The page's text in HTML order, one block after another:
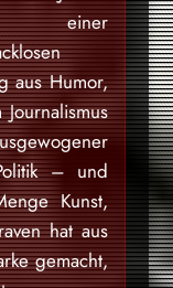
aus Humor,
Journalismus
– und
Kunst,
hat aus
gemacht,